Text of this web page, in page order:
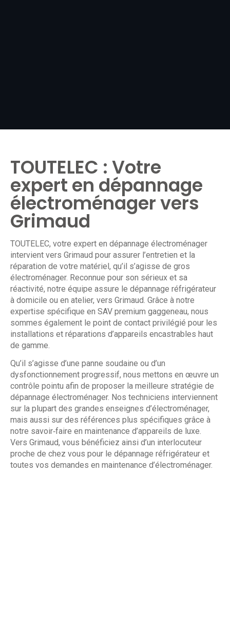
TOUTELEC : Votre
expert en dépannage
électroménager vers
Grimaud
TOUTELEC, votre expert en dépannage électroménager
intervient vers Grimaud pour assurer l’entretien et la
réparation de votre matériel, qu’il s’agisse de gros
électroménager. Reconnue pour son sérieux et sa
réactivité, notre équipe assure le dépannage réfrigérateur
à domicile ou en atelier, vers Grimaud. Grâce à notre
expertise spécifique en SAV premium gaggeneau, nous
sommes également le point de contact privilégié pour les
installations et réparations d’appareils encastrables haut
de gamme.
Qu’il s’agisse d’une panne soudaine ou d’un
dysfonctionnement progressif, nous mettons en œuvre un
contrôle pointu afin de proposer la meilleure stratégie de
dépannage électroménager. Nos techniciens interviennent
sur la plupart des grandes enseignes d’électroménager,
mais aussi sur des références plus spécifiques grâce à
notre savoir‑faire en maintenance d’appareils de luxe.
Vers Grimaud, vous bénéficiez ainsi d’un interlocuteur
proche de chez vous pour le dépannage réfrigérateur et
toutes vos demandes en maintenance d’électroménager.